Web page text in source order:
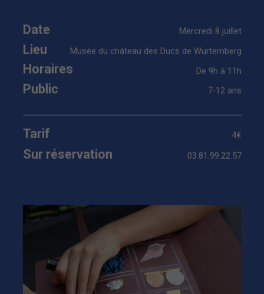
Date Mercredi 8 juillet
Lieu Musée du château des Ducs de Wurtemberg
Horaires De 9h à 11h
Public 7-12 ans
Tarif 4€
Sur réservation 03.81.99.22.57